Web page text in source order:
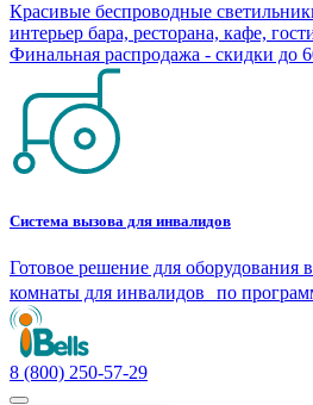
Красивые беспроводные
интерьер бара, ресторана, кафе,
Финальная распродажа - скидки до
Система вызова для инвалидов
Готовое решение для оборудования
комнаты для инвалидов по
8 (800) 250-57-29